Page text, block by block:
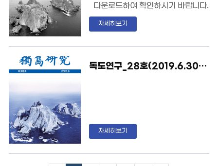
다운로드하여 확인하시기 바랍니다.
http://dokdo.yu.ac.kr/bbs
/view.php?
s=Ym9hcmQ9YjAxJnNvcn
F4X2xpc3Q9MTAmcGFnZ
자세히보기
독도연구_28호(2019.6.30)_영남대독도연구소
자세히보기